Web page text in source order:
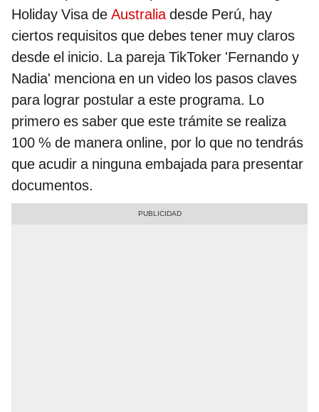
Holiday Visa de Australiadesde Perú, hay
ciertos requisitos que debes tener muy claros
desde el inicio. La pareja TikToker 'Fernando y
Nadia' menciona en un video los pasos claves
para lograr postular a este programa. Lo
primero es saber que este trámite se realiza
100 % de manera online, por lo que no tendrás
que acudir a ninguna embajada para presentar
documentos.